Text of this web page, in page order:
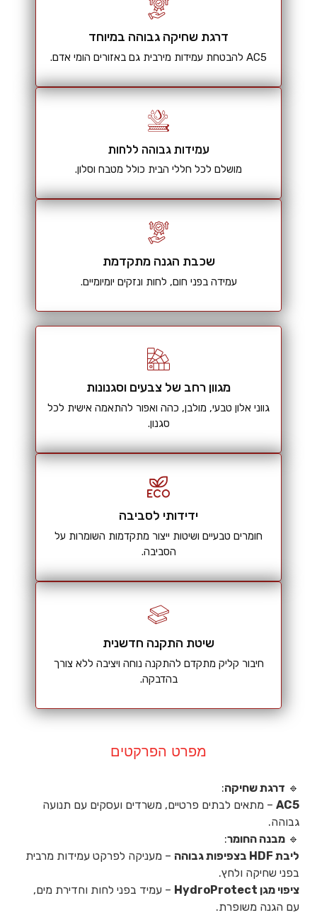
דרגת שחיקה גבוהה במיוחד
AC5 להבטחת עמידות מירבית גם באזורים הומי אדם.
עמידות גבוהה ללחות
מושלם לכל חללי הבית כולל מטבח וסלון.
שכבת הגנה מתקדמת
עמידה בפני חום, לחות ונזקים יומיומיים.
מגוון רחב של צבעים וסגנונות
גווני אלון טבעי, מולבן, כהה ואפור להתאמה אישית לכל
סגנון.
ידידותי לסביבה
חומרים טבעיים ושיטות ייצור מתקדמות השומרות על
הסביבה.
שיטת התקנה חדשנית
חיבור קליק מתקדם להתקנה נוחה ויציבה ללא צורך
בהדבקה.
מפרט הפרקטים
🔹 דרגת שחיקה:
AC5 – מתאים לבתים פרטיים, משרדים ועסקים עם תנועה
גבוהה.
🔹 מבנה החומר:
ליבת HDF בצפיפות גבוהה
– מעניקה לפרקט עמידות מרבית
בפני שחיקה ולחץ.
ציפוי מגן HydroProtect
– עמיד בפני לחות וחדירת מים,
עם הגנה משופרת.